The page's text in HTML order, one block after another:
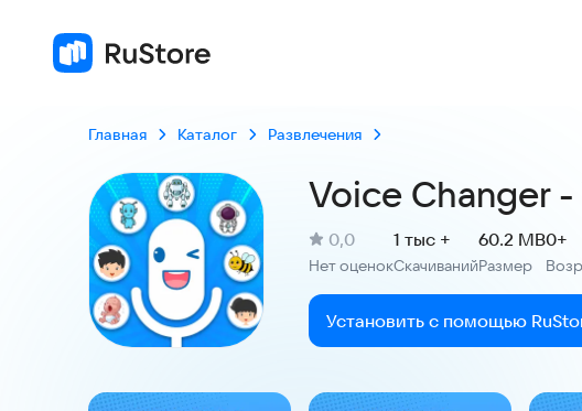
Главная Каталог Развлечения
Voice Changer
Рейтинг:
0,0
Нет оценокСкачиваний
1 тыс +
Размер
60.2 MB0+
Установить с помощью
Скриншоты